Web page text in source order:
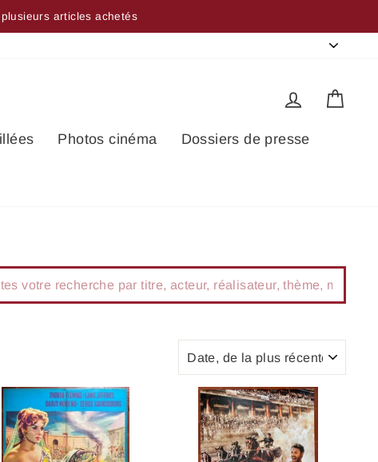
articles achetés
Langue
Se
Photos cinéma Dossiers de presse